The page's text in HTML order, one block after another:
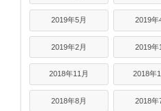
2019年5月 2019年
2019年2月 2019年
2018年11月 2018年
2018年8月 2018年